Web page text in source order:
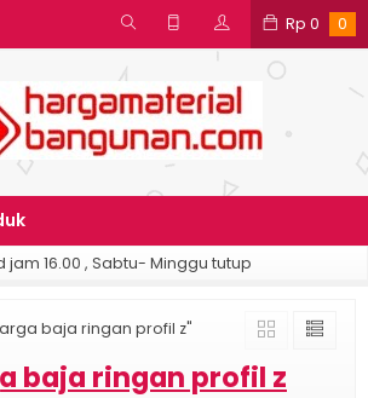
Rp 0 0
jam 16.00 , Sabtu- Minggu tutup
baja ringan profil z"
baja ringan profil z